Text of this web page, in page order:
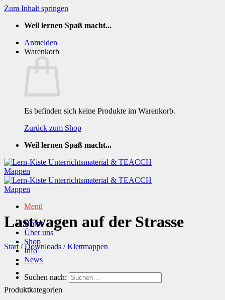
Zum Inhalt springen
Weil lernen Spaß macht...
Anmelden
Warenkorb
Es befinden sich keine Produkte im Warenkorb.
Zurück zum Shop
Weil lernen Spaß macht...
Menü
Home
Über uns
Shop
Info
News
Suchen nach:
Lastwagen auf der Strasse
Start / Downloads / Klettmappen
Produktkategorien